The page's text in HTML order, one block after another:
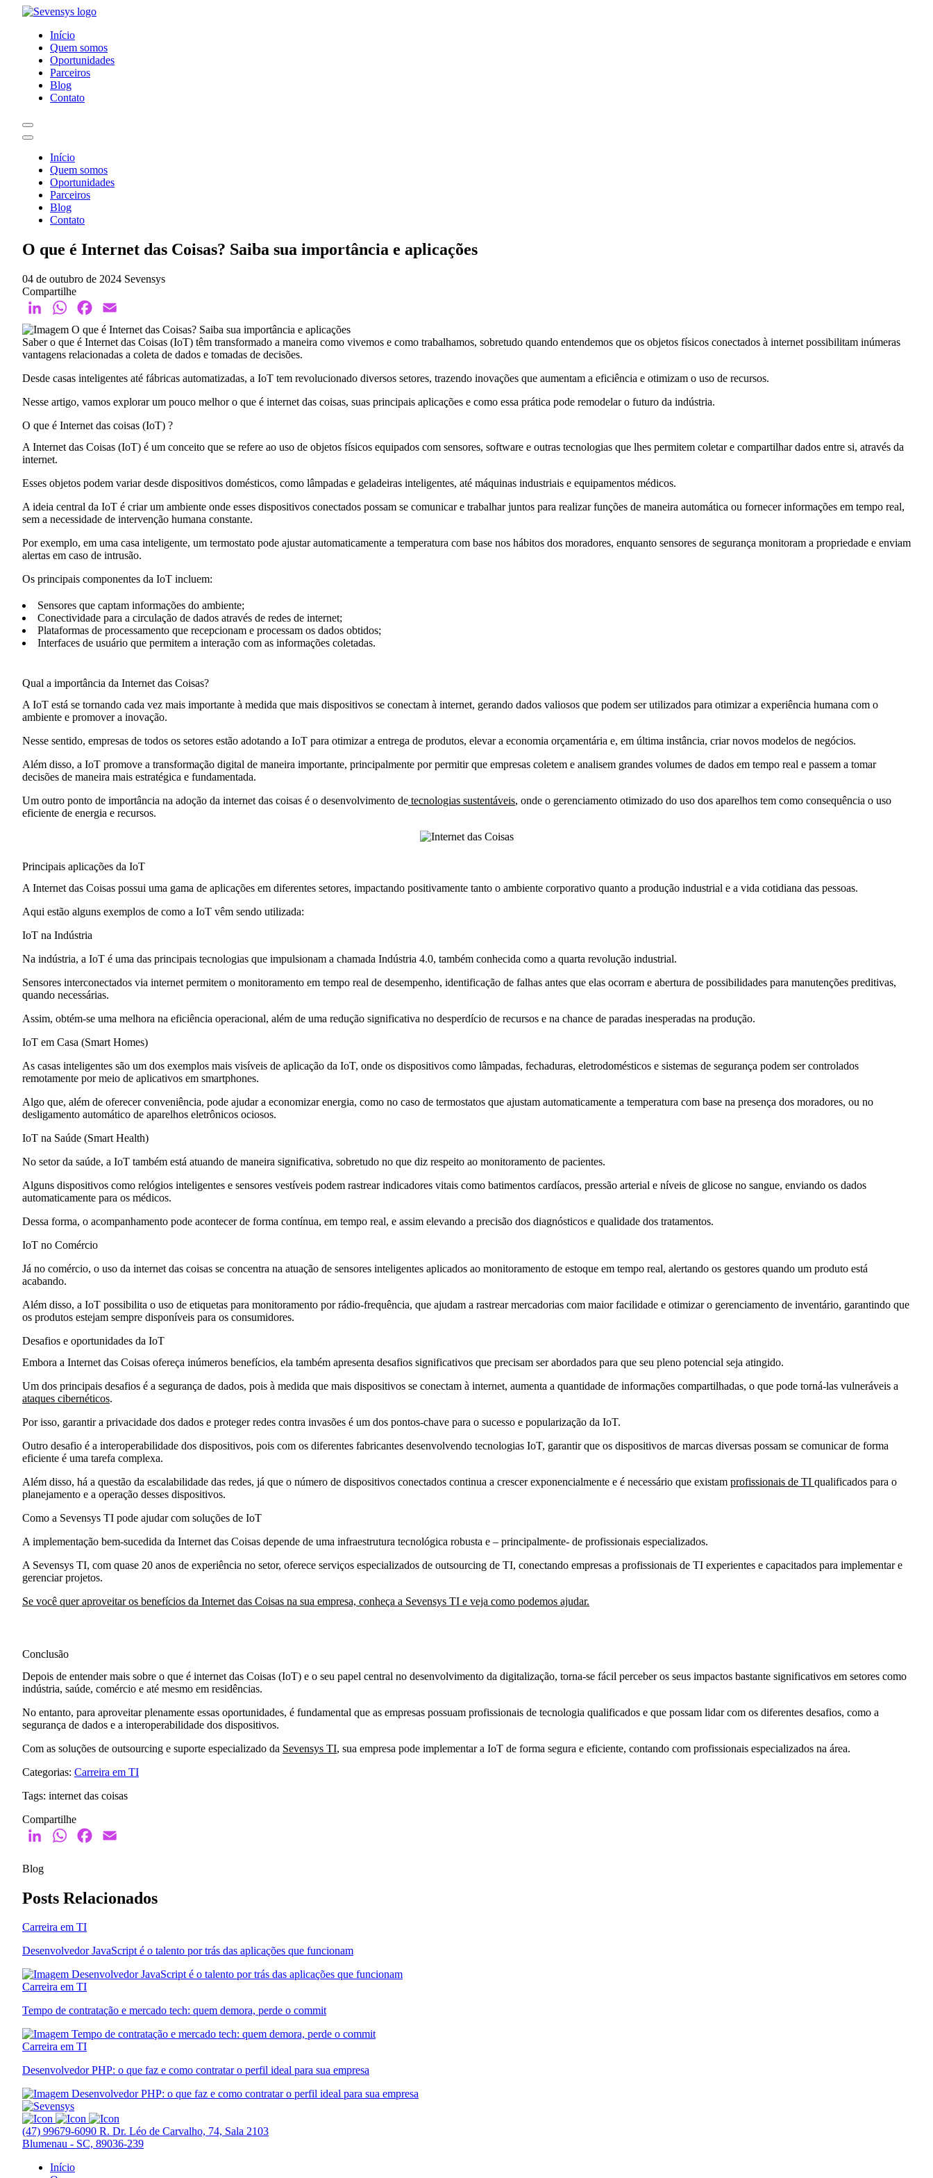
Início
Quem somos
Oportunidades
Parceiros
Blog
Contato
Início
Quem somos
Oportunidades
Parceiros
Blog
Contato
O que é Internet das Coisas? Saiba sua importância e aplicações
04 de outubro de 2024 Sevensys
Compartilhe
LinkedInWhatsAppFacebook
Saber o que é Internet das Coisas (IoT) têm transformado a maneira como vivemos e como trabalhamos, sobretudo quando entendemos que os objetos físicos conectados à internet possibilitam inúmeras
vantagens relacionadas a coleta de dados e tomadas de decisões.
Desde casas inteligentes até fábricas automatizadas, a IoT tem revolucionado diversos setores, trazendo inovações que aumentam a eficiência e otimizam o uso de recursos.
Nesse artigo, vamos explorar um pouco melhor o que é internet das coisas, suas principais aplicações e como essa prática pode remodelar o futuro da indústria.
O que é Internet das coisas (IoT) ?
A Internet das Coisas (IoT) é um conceito que se refere ao uso de objetos físicos equipados com sensores, software e outras tecnologias que lhes permitem coletar e compartilhar dados entre si, através da
internet.
Esses objetos podem variar desde dispositivos domésticos, como lâmpadas e geladeiras inteligentes, até máquinas industriais e equipamentos médicos.
A ideia central da IoT é criar um ambiente onde esses dispositivos conectados possam se comunicar e trabalhar juntos para realizar funções de maneira automática ou fornecer informações em tempo real,
sem a necessidade de intervenção humana constante.
Por exemplo, em uma casa inteligente, um termostato pode ajustar automaticamente a temperatura com base nos hábitos dos moradores, enquanto sensores de segurança monitoram a propriedade e enviam
alertas em caso de intrusão.
Os principais componentes da IoT incluem:
Sensores que captam informações do ambiente;
Conectividade para a circulação de dados através de redes de internet;
Plataformas de processamento que recepcionam e processam os dados obtidos;
Interfaces de usuário que permitem a interação com as informações coletadas.
Qual a importância da Internet das Coisas?
A IoT está se tornando cada vez mais importante à medida que mais dispositivos se conectam à internet, gerando dados valiosos que podem ser utilizados para otimizar a experiência humana com o
ambiente e promover a inovação.
Nesse sentido, empresas de todos os setores estão adotando a IoT para otimizar a entrega de produtos, elevar a economia orçamentária e, em última instância, criar novos modelos de negócios.
Além disso, a IoT promove a transformação digital de maneira importante, principalmente por permitir que empresas coletem e analisem grandes volumes de dados em tempo real e passem a tomar
decisões de maneira mais estratégica e fundamentada.
Um outro ponto de importância na adoção da internet das coisas é o desenvolvimento de tecnologias sustentáveis, onde o gerenciamento otimizado do uso dos aparelhos tem como consequência o uso
eficiente de energia e recursos.
Principais aplicações da IoT
A Internet das Coisas possui uma gama de aplicações em diferentes setores, impactando positivamente tanto o ambiente corporativo quanto a produção industrial e a vida cotidiana das pessoas.
Aqui estão alguns exemplos de como a IoT vêm sendo utilizada:
IoT na Indústria
Na indústria, a IoT é uma das principais tecnologias que impulsionam a chamada Indústria 4.0, também conhecida como a quarta revolução industrial.
Sensores interconectados via internet permitem o monitoramento em tempo real de desempenho, identificação de falhas antes que elas ocorram e abertura de possibilidades para manutenções preditivas,
quando necessárias.
Assim, obtém-se uma melhora na eficiência operacional, além de uma redução significativa no desperdício de recursos e na chance de paradas inesperadas na produção.
IoT em Casa (Smart Homes)
As casas inteligentes são um dos exemplos mais visíveis de aplicação da IoT, onde os dispositivos como lâmpadas, fechaduras, eletrodomésticos e sistemas de segurança podem ser controlados
remotamente por meio de aplicativos em smartphones.
Algo que, além de oferecer conveniência, pode ajudar a economizar energia, como no caso de termostatos que ajustam automaticamente a temperatura com base na presença dos moradores, ou no
desligamento automático de aparelhos eletrônicos ociosos.
IoT na Saúde (Smart Health)
No setor da saúde, a IoT também está atuando de maneira significativa, sobretudo no que diz respeito ao monitoramento de pacientes.
Alguns dispositivos como relógios inteligentes e sensores vestíveis podem rastrear indicadores vitais como batimentos cardíacos, pressão arterial e níveis de glicose no sangue, enviando os dados
automaticamente para os médicos.
Dessa forma, o acompanhamento pode acontecer de forma contínua, em tempo real, e assim elevando a precisão dos diagnósticos e qualidade dos tratamentos.
IoT no Comércio
Já no comércio, o uso da internet das coisas se concentra na atuação de sensores inteligentes aplicados ao monitoramento de estoque em tempo real, alertando os gestores quando um produto está
acabando.
Além disso, a IoT possibilita o uso de etiquetas para monitoramento por rádio-frequência, que ajudam a rastrear mercadorias com maior facilidade e otimizar o gerenciamento de inventário, garantindo que
os produtos estejam sempre disponíveis para os consumidores.
Desafios e oportunidades da IoT
Embora a Internet das Coisas ofereça inúmeros benefícios, ela também apresenta desafios significativos que precisam ser abordados para que seu pleno potencial seja atingido.
Um dos principais desafios é a segurança de dados, pois à medida que mais dispositivos se conectam à internet, aumenta a quantidade de informações compartilhadas, o que pode torná-las vulneráveis a
ataques cibernéticos.
Por isso, garantir a privacidade dos dados e proteger redes contra invasões é um dos pontos-chave para o sucesso e popularização da IoT.
Outro desafio é a interoperabilidade dos dispositivos, pois com os diferentes fabricantes desenvolvendo tecnologias IoT, garantir que os dispositivos de marcas diversas possam se comunicar de forma
eficiente é uma tarefa complexa.
Além disso, há a questão da escalabilidade das redes, já que o número de dispositivos conectados continua a crescer exponencialmente e é necessário que existam profissionais de TI qualificados para o
planejamento e a operação desses dispositivos.
Como a Sevensys TI pode ajudar com soluções de IoT
A implementação bem-sucedida da Internet das Coisas depende de uma infraestrutura tecnológica robusta e – principalmente- de profissionais especializados.
A Sevensys TI, com quase 20 anos de experiência no setor, oferece serviços especializados de outsourcing de TI, conectando empresas a profissionais de TI experientes e capacitados para implementar e
gerenciar projetos.
Se você quer aproveitar os benefícios da Internet das Coisas na sua empresa, conheça a Sevensys TI e veja como podemos ajudar.
Conclusão
Depois de entender mais sobre o que é internet das Coisas (IoT) e o seu papel central no desenvolvimento da digitalização, torna-se fácil perceber os seus impactos bastante significativos em setores como
indústria, saúde, comércio e até mesmo em residências.
No entanto, para aproveitar plenamente essas oportunidades, é fundamental que as empresas possuam profissionais de tecnologia qualificados e que possam lidar com os diferentes desafios, como a
segurança de dados e a interoperabilidade dos dispositivos.
Com as soluções de outsourcing e suporte especializado da Sevensys TI, sua empresa pode implementar a IoT de forma segura e eficiente, contando com profissionais especializados na área.
Categorias: Carreira em TI
Tags: internet das coisas
Compartilhe
LinkedInWhatsAppFacebook
Blog
Posts Relacionados
Carreira em TI
Desenvolvedor JavaScript é o talento por trás das aplicações que funcionam
Carreira em TI
Tempo de contratação e mercado tech: quem demora, perde o commit
Carreira em TI
Desenvolvedor PHP: o que faz e como contratar o perfil ideal para sua empresa
(47) 99679-6090 R. Dr. Léo de Carvalho, 74, Sala 2103
Blumenau - SC, 89036-239
Início